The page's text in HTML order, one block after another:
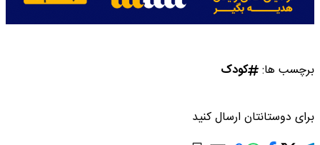
برچسب ها: کودک
برای دوستانتان ارسال کنید